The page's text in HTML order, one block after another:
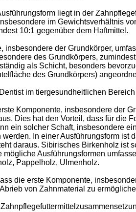
liegt in der
im Gewichtsverhältnis
10:1 gegenüber dem Haftmittel.
insbesondere der Grundkörper,
des Grundkörpers,
als Schicht, besonders
des Grundkörpers)
im tiergesundheitlichen
Komponente, insbesondere der
Dies hat den Vorteil, dass für die
ein solcher Schaft, insbesondere
In einer Ausführungsform
daraus. Sibirisches Birkenholz ist
mögliche Ausführungsformen
Pappelholz, Ulmenholz.
die erste Komponente,
von Zahnmaterial zu